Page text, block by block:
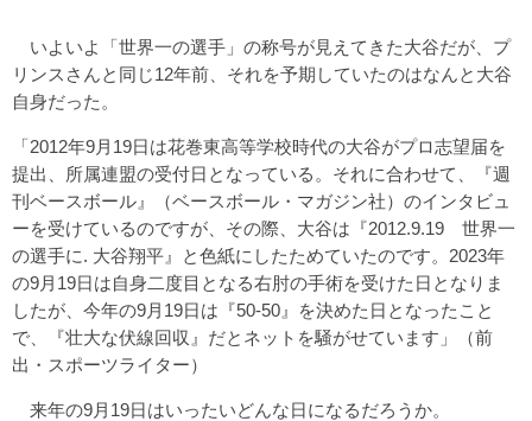
いよいよ「世界一の選手」の称号が見えてきた大谷だが、プ
リンスさんと同じ12年前、それを予期していたのはなんと大谷
自身だった。
「2012年9月19日は花巻東高等学校時代の大谷がプロ志望届を
提出、所属連盟の受付日となっている。それに合わせて、『週
刊ベースボール』（ベースボール・マガジン社）のインタビュ
ーを受けているのですが、その際、大谷は『2012.9.19 世界一
の選手に. 大谷翔平』と色紙にしたためていたのです。2023年
の9月19日は自身二度目となる右肘の手術を受けた日となりま
したが、今年の9月19日は『50-50』を決めた日となったこと
で、『壮大な伏線回収』だとネットを騒がせています」（前
出・スポーツライター）
来年の9月19日はいったいどんな日になるだろうか。